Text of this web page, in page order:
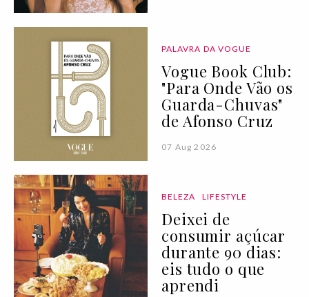
PALAVRA DA VOGUE
Vogue Book Club:
"Para Onde Vão os
Guarda-Chuvas"
de Afonso Cruz
07 Aug 2026
BELEZA LIFESTYLE
Deixei de
consumir açúcar
durante 90 dias:
eis tudo o que
aprendi